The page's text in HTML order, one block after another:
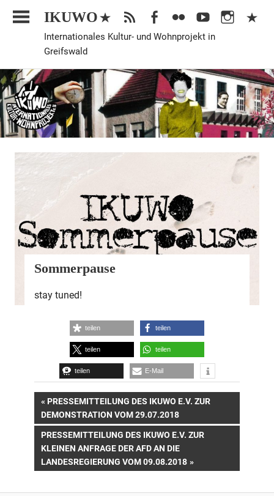
Inhalt
IKUWO
Internationales Kultur- und Wohnprojekt in
Greifswald
Allgemein
Sommerpause
stay tuned!
teilen teilen
teilen teilen
teilen E-Mail
Beitrags-
Navigation
VORHERIGER
BEITRAG:
PRESSEMITTEILUNG DES IKUWO E.V. ZUR
DEMONSTRATION VOM 29.07.2018
NÄCHSTER
BEITRAG:
PRESSEMITTEILUNG DES IKUWO E.V. ZUR
KLEINEN ANFRAGE DER AFD AN DIE
LANDESREGIERUNG VOM 09.08.2018